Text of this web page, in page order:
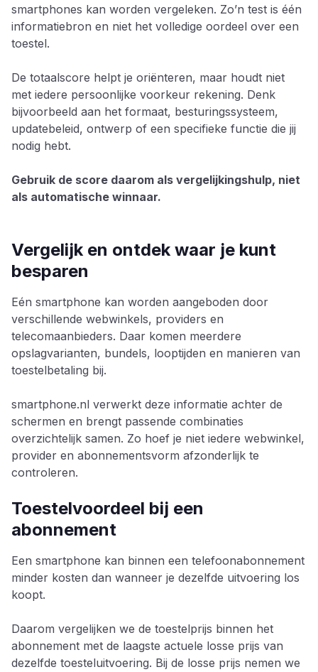
smartphones kan worden vergeleken. Zo’n test is één
informatiebron en niet het volledige oordeel over een
toestel.
De totaalscore helpt je oriënteren, maar houdt niet
met iedere persoonlijke voorkeur rekening. Denk
bijvoorbeeld aan het formaat, besturingssysteem,
updatebeleid, ontwerp of een specifieke functie die jij
nodig hebt.
Gebruik de score daarom als vergelijkingshulp, niet
als automatische winnaar.
Vergelijk en ontdek waar je kunt
besparen
Eén smartphone kan worden aangeboden door
verschillende webwinkels, providers en
telecomaanbieders. Daar komen meerdere
opslagvarianten, bundels, looptijden en manieren van
toestelbetaling bij.
smartphone.nl verwerkt deze informatie achter de
schermen en brengt passende combinaties
overzichtelijk samen. Zo hoef je niet iedere webwinkel,
provider en abonnementsvorm afzonderlijk te
controleren.
Toestelvoordeel bij een
abonnement
Een smartphone kan binnen een telefoonabonnement
minder kosten dan wanneer je dezelfde uitvoering los
koopt.
Daarom vergelijken we de toestelprijs binnen het
abonnement met de laagste actuele losse prijs van
dezelfde toesteluitvoering. Bij de losse prijs nemen we